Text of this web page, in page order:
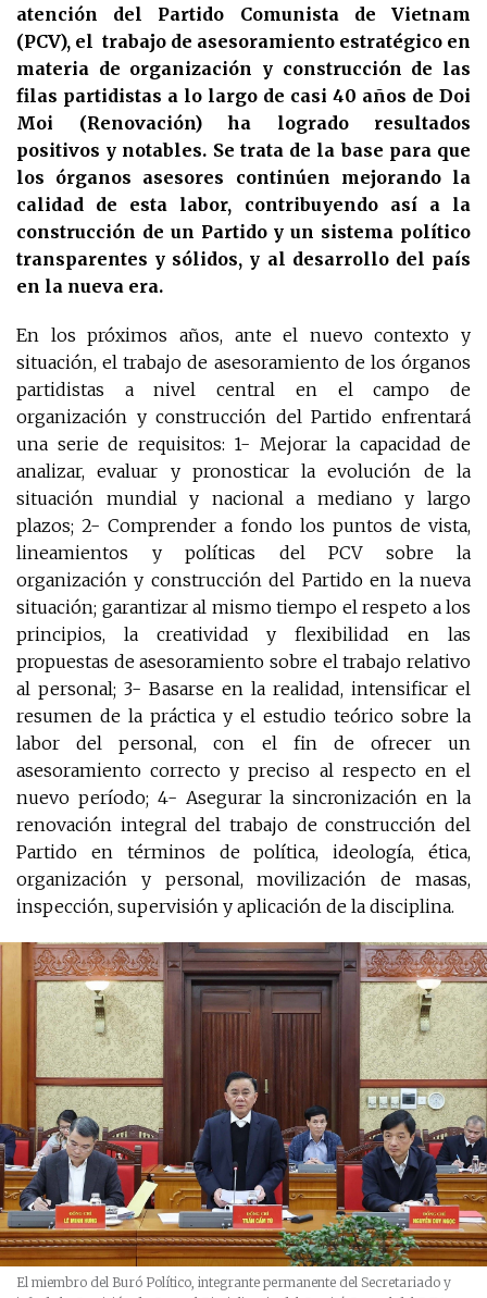
atención del Partido Comunista de Vietnam
(PCV), el trabajo de asesoramiento estratégico en
materia de organización y construcción de las
filas partidistas a lo largo de casi 40 años de Doi
Moi (Renovación) ha logrado resultados
positivos y notables. Se trata de la base para que
los órganos asesores continúen mejorando la
calidad de esta labor, contribuyendo así a la
construcción de un Partido y un sistema político
transparentes y sólidos, y al desarrollo del país
en la nueva era.
En los próximos años, ante el nuevo contexto y
situación, el trabajo de asesoramiento de los órganos
partidistas a nivel central en el campo de
organización y construcción del Partido enfrentará
una serie de requisitos: 1- Mejorar la capacidad de
analizar, evaluar y pronosticar la evolución de la
situación mundial y nacional a mediano y largo
plazos; 2- Comprender a fondo los puntos de vista,
lineamientos y políticas del PCV sobre la
organización y construcción del Partido en la nueva
situación; garantizar al mismo tiempo el respeto a los
principios, la creatividad y flexibilidad en las
propuestas de asesoramiento sobre el trabajo relativo
al personal; 3- Basarse en la realidad, intensificar el
resumen de la práctica y el estudio teórico sobre la
labor del personal, con el fin de ofrecer un
asesoramiento correcto y preciso al respecto en el
nuevo período; 4- Asegurar la sincronización en la
renovación integral del trabajo de construcción del
Partido en términos de política, ideología, ética,
organización y personal, movilización de masas,
inspección, supervisión y aplicación de la disciplina.
El miembro del Buró Político, integrante permanente del Secretariado y